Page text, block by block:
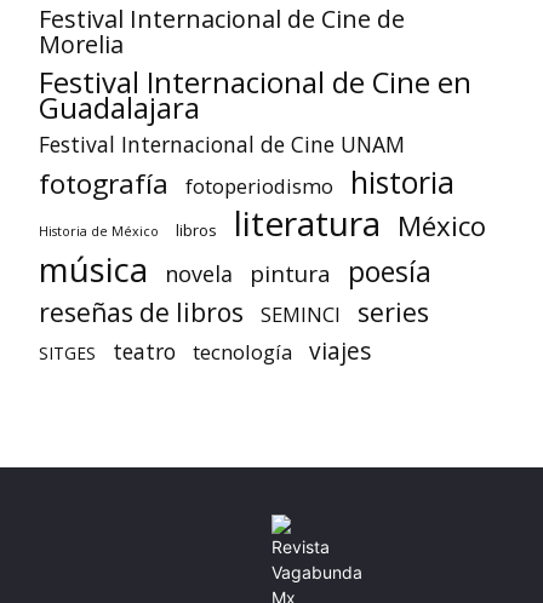
Festival Internacional de Cine de
Morelia
Festival Internacional de Cine en
Guadalajara
Festival Internacional de Cine UNAM
fotografía fotoperiodismo historia
Historia de México libros literatura México
música novela pintura poesía
reseñas de libros SEMINCI series
SITGES teatro tecnología viajes